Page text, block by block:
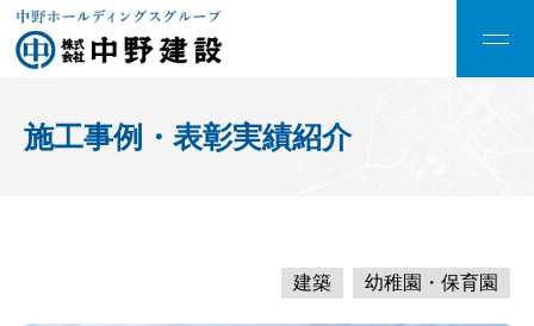
施工事例・表彰実績紹介
建築 幼稚園・保育園